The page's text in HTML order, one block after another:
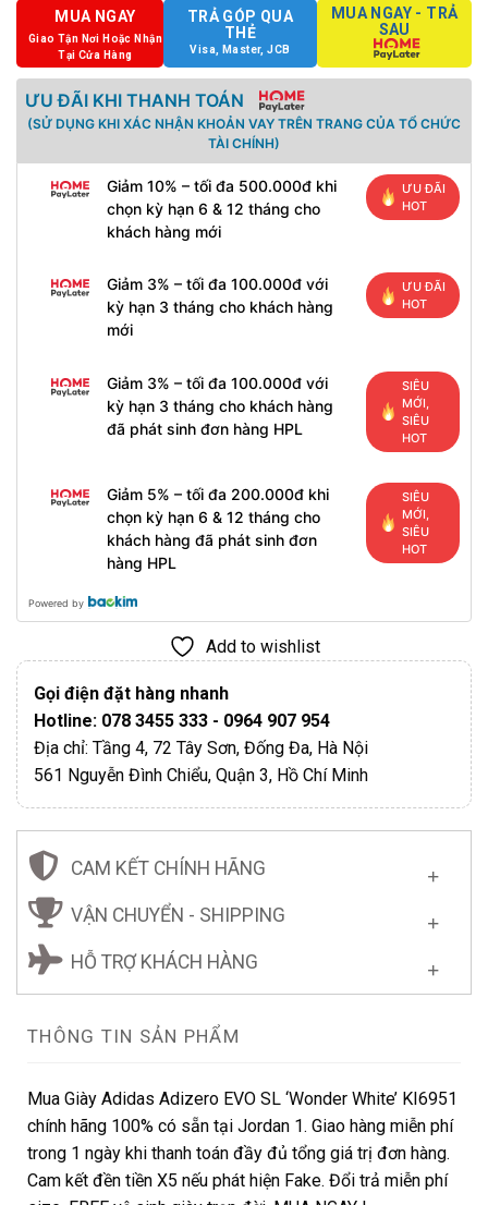
MUA NGAY
Giao Tận Nơi Hoặc Nhận
Tại Cửa Hàng
TRẢ GÓP QUA
THẺ
Visa, Master, JCB
MUA NGAY - TRẢ
SAU
ƯU ĐÃI KHI THANH TOÁN
(SỬ DỤNG KHI XÁC NHẬN KHOẢN VAY TRÊN TRANG CỦA TỔ CHỨC
TÀI CHÍNH)
Giảm 10% – tối đa 500.000đ khi
chọn kỳ hạn 6 & 12 tháng cho
khách hàng mới
ƯU ĐÃI
HOT
Giảm 3% – tối đa 100.000đ với
kỳ hạn 3 tháng cho khách hàng
mới
ƯU ĐÃI
HOT
Giảm 3% – tối đa 100.000đ với
kỳ hạn 3 tháng cho khách hàng
đã phát sinh đơn hàng HPL
SIÊU
MỚI,
SIÊU
HOT
Giảm 5% – tối đa 200.000đ khi
chọn kỳ hạn 6 & 12 tháng cho
khách hàng đã phát sinh đơn
hàng HPL
SIÊU
MỚI,
SIÊU
HOT
Powered by
Add to wishlist
Gọi điện đặt hàng nhanh
Hotline: 078 3455 333 - 0964 907 954
Địa chỉ: Tầng 4, 72 Tây Sơn, Đống Đa, Hà Nội
561 Nguyễn Đình Chiểu, Quận 3, Hồ Chí Minh
CAM KẾT CHÍNH HÃNG
VẬN CHUYỂN - SHIPPING
HỖ TRỢ KHÁCH HÀNG
THÔNG TIN SẢN PHẨM
Mua Giày Adidas Adizero EVO SL ‘Wonder White’ KI6951
chính hãng 100% có sẵn tại Jordan 1. Giao hàng miễn phí
trong 1 ngày khi thanh toán đầy đủ tổng giá trị đơn hàng.
Cam kết đền tiền X5 nếu phát hiện Fake. Đổi trả miễn phí